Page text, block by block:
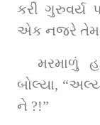
કરી ગુરુવર્ય
એક નજરે
મરમાળું
બોલ્યા,
ને ?!”